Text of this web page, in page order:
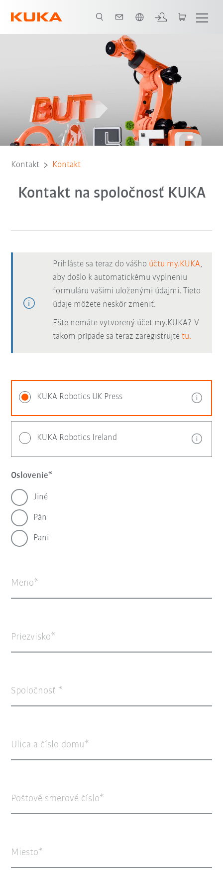
Kontakt Kontakt
Kontakt na spoločnosť KUKA
Prihláste sa teraz do vášho účtu my.KUKA,
aby došlo k automatickému vyplneniu
formuláru vašimi uloženými údajmi. Tieto
údaje môžete neskôr zmeniť.
Ešte nemáte vytvorený účet my.KUKA? V
takom prípade sa teraz zaregistrujtetu.
KUKA Robotics UK Press
KUKA Robotics Ireland
Oslovenie
Jiné
Pán
Pani
Meno
Priezvisko
Spoločnosť
Ulica a číslo domu
Poštové smerové číslo
Miesto